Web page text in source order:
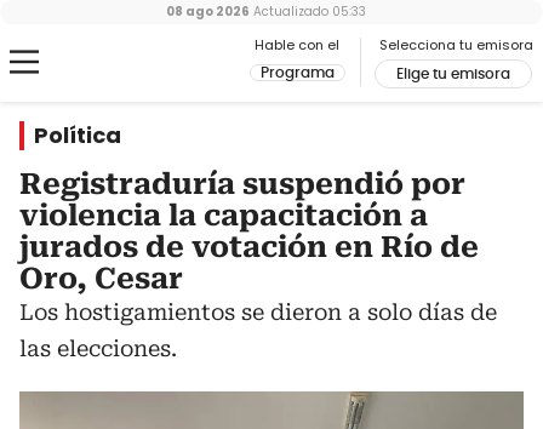
Hable con el
Programa
Selecciona tu emisora
Elige tu emisora
08 ago 2026 Actualizado 05:33
Política
Registraduría suspendió por
violencia la capacitación a
jurados de votación en Río de
Oro, Cesar
Los hostigamientos se dieron a solo días de
las elecciones.